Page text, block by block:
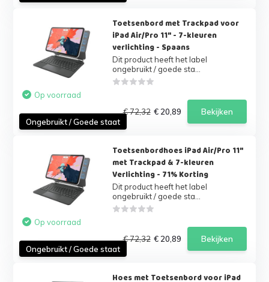
Ongebruikt / Goede staat
Toetsenbord met Trackpad voor
iPad Air/Pro 11" - 7-kleuren
verlichting - Spaans
Dit product heeft het label
ongebruikt / goede sta...
Op voorraad
€ 72,32 € 20,89 Bekijken
Ongebruikt / Goede staat
Toetsenbordhoes iPad Air/Pro 11"
met Trackpad & 7-kleuren
Verlichting - 71% Korting
Dit product heeft het label
ongebruikt / goede sta...
Op voorraad
€ 72,32 € 20,89 Bekijken
Hoes met Toetsenbord voor iPad